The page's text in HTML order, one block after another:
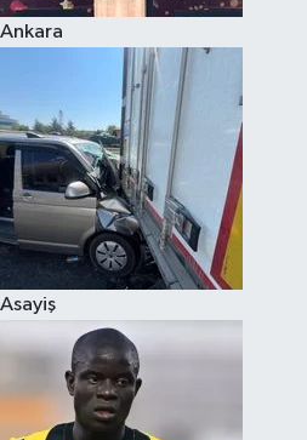
Ankara
Asayiş
Teknoloji
Televizyon
Yaşam-Çevre